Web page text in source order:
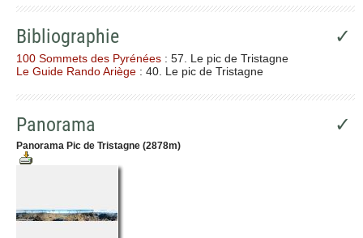
Bibliographie ✓
100 Sommets des Pyrénées : 57. Le pic de Tristagne
Le Guide Rando Ariège : 40. Le pic de Tristagne
Panorama ✓
Panorama Pic de Tristagne (2878m)